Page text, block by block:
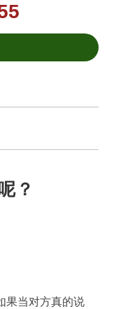
？
果当对方真的说